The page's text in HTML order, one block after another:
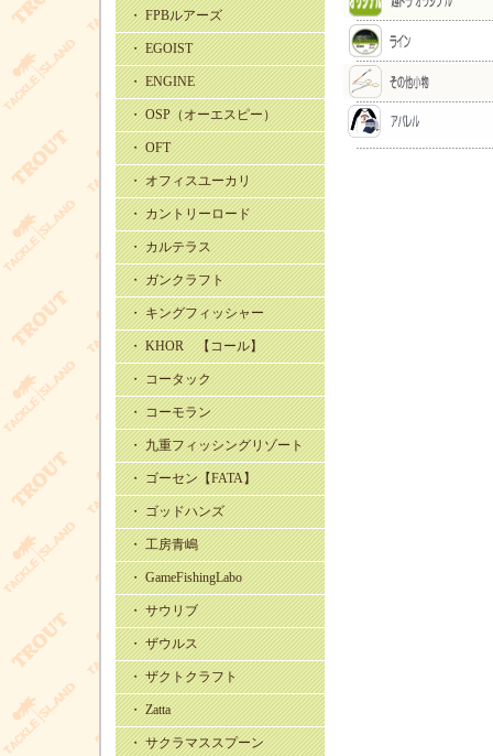
・ FPBルアーズ
・ EGOIST
・ ENGINE
・ OSP（オーエスピー）
・ OFT
・ オフィスユーカリ
・ カントリーロード
・ カルテラス
・ ガンクラフト
・ キングフィッシャー
・ KHOR 【コール】
・ コータック
・ コーモラン
・ 九重フィッシングリゾート
・ ゴーセン【FATA】
・ ゴッドハンズ
・ 工房青嶋
・ GameFishingLabo
・ サウリブ
・ ザウルス
・ ザクトクラフト
・ Zatta
・ サクラマススプーン